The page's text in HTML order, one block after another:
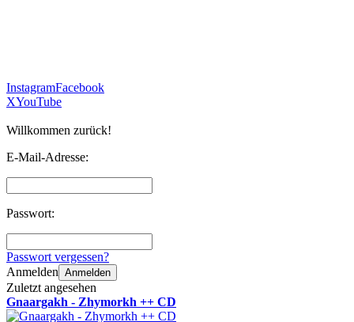
InstagramFacebook
XYouTube
Willkommen zurück!
E-Mail-Adresse:
Passwort:
Passwort vergessen?
Anmelden Anmelden
Zuletzt angesehen
Gnaargakh - Zhymorkh ++ CD